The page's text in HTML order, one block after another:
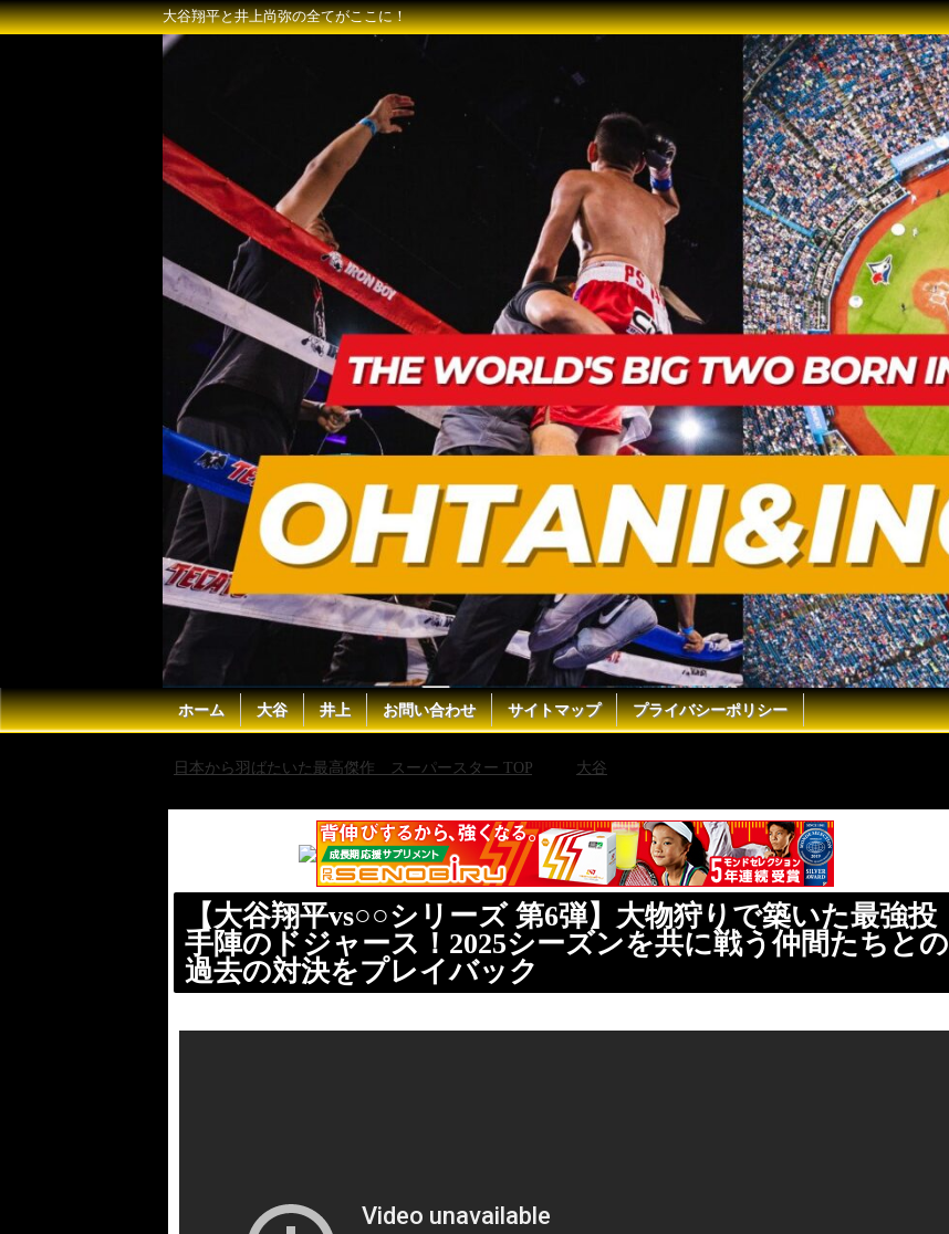
大谷翔平と井上尚弥の全てがここに！
ホーム 大谷 井上 お問い合わせ サイトマップ プライバシーポリシー
日本から羽ばたいた最高傑作 スーパースター TOP 大谷
【大谷翔平vs○○シリーズ 第6弾】大物狩りで築いた最強投
手陣のドジャース！2025シーズンを共に戦う仲間たちとの
過去の対決をプレイバック